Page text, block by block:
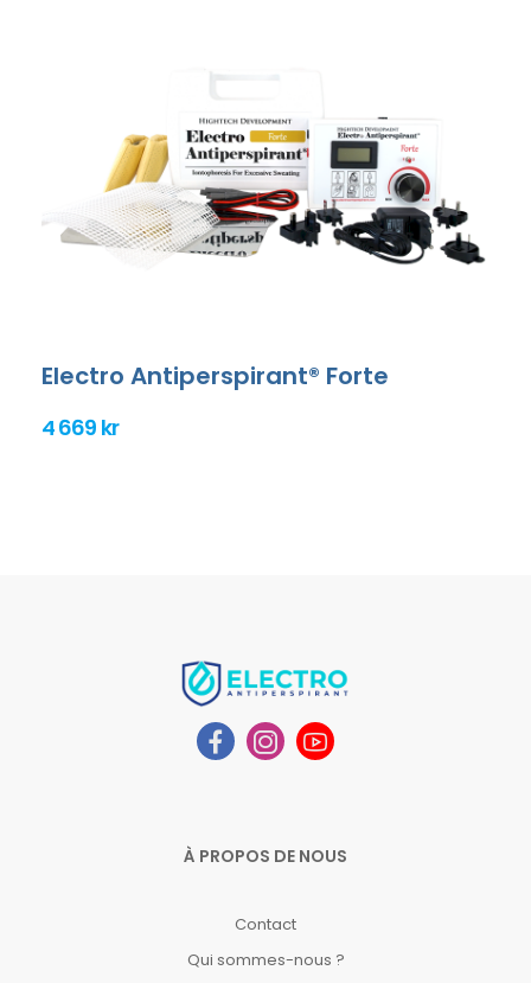
Electro Antiperspirant® Forte
4 669 kr
À PROPOS DE NOUS
Contact
Qui sommes-nous ?